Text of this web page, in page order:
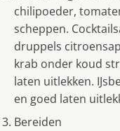
chilipoeder,
scheppen.
druppels
krab onder koud
laten uitlekken.
en goed laten
Bereiden